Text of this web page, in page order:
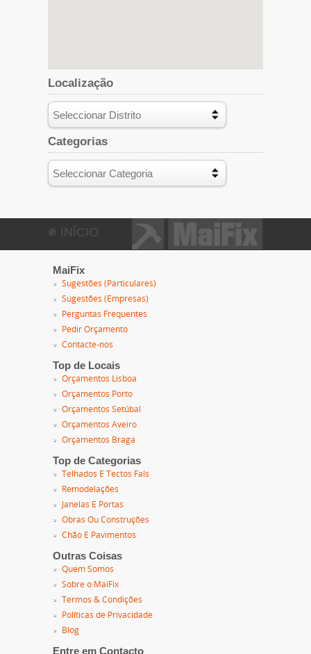
Localização
Categorias
INÍCIO
MaiFix
Sugestões (Particulares)
Sugestões (Empresas)
Perguntas Frequentes
Pedir Orçamento
Contacte-nos
Top de Locais
Orçamentos Lisboa
Orçamentos Porto
Orçamentos Setúbal
Orçamentos Aveiro
Orçamentos Braga
Top de Categorias
Telhados E Tectos Fals
Remodelações
Janelas E Portas
Obras Ou Construções
Chão E Pavimentos
Outras Coisas
Quem Somos
Sobre o MaiFix
Termos & Condições
Políticas de Privacidade
Blog
Entre em Contacto